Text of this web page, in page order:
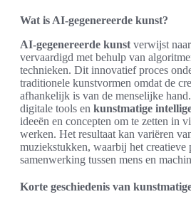
Wat is AI-gegenereerde kunst?
AI-gegenereerde kunst verwijst
vervaardigd met behulp van
technieken. Dit innovatief proces
traditionele kunstvormen omdat de
afhankelijk is van de menselijke
digitale tools en kunstmatige
ideeën en concepten om te zetten in
werken. Het resultaat kan variëren
muziekstukken, waarbij het creatieve
samenwerking tussen mens en
Korte geschiedenis van